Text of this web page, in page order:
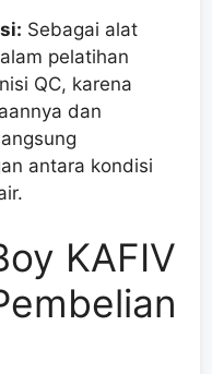
Sebagai alat
pelatihan
QC, karena
dan
antara kondisi
KAFIV